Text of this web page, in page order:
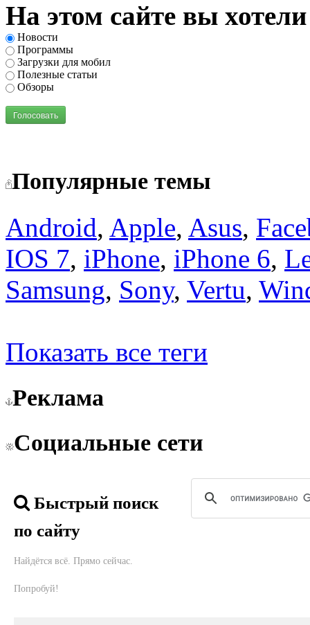
На этом сайте вы
Новости
Программы
Загрузки для мобил
Полезные статьи
Обзоры
Голосовать
Популярные темы
Android, Apple, Asus,
IOS 7, iPhone, iPhone 6,
Samsung, Sony, Vertu,
Показать все теги
Реклама
Социальные сети
Быстрый поиск
по сайту
Найдётся всё. Прямо сейчас.
Попробуй!